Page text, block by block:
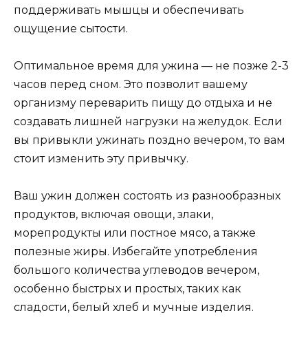
поддерживать мышцы и обеспечивать
ощущение сытости.
Оптимальное время для ужина — не позже 2-3
часов перед сном. Это позволит вашему
организму переварить пищу до отдыха и не
создавать лишней нагрузки на желудок. Если
вы привыкли ужинать поздно вечером, то вам
стоит изменить эту привычку.
Ваш ужин должен состоять из разнообразных
продуктов, включая овощи, злаки,
морепродукты или постное мясо, а также
полезные жиры. Избегайте употребления
большого количества углеводов вечером,
особенно быстрых и простых, таких как
сладости, белый хлеб и мучные изделия.